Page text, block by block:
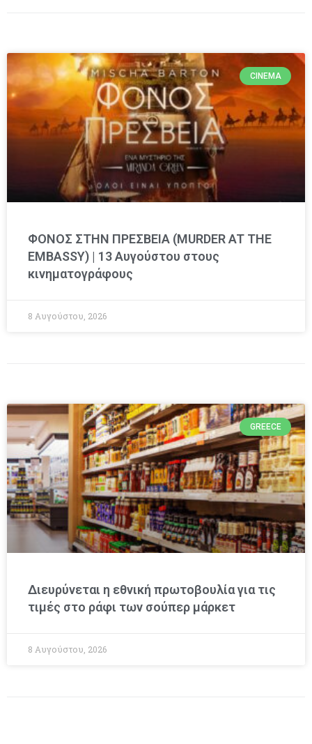
CINEMA
ΦΟΝΟΣ ΣΤΗΝ ΠΡΕΣΒΕΙΑ (MURDER AT THE
EMBASSY) | 13 Αυγούστου στους
κινηματογράφους
8 Αυγούστου, 2026
GREECE
Διευρύνεται η εθνική πρωτοβουλία για τις
τιμές στο ράφι των σούπερ μάρκετ
8 Αυγούστου, 2026